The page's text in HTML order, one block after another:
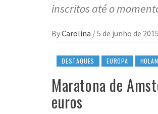
inscritos até o
ByCarolina /5 de junho de 2015
DESTAQUES EUROPA
Maratona de
euros